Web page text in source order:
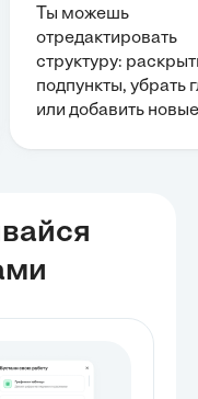
Ты можешь
отредактировать
структуру:
подпункты, убрать
или добавить новые